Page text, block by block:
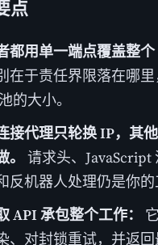
点
都用单一端点覆盖整个
在于责任界限落在哪
的大小。
接代理只轮换 IP，其
。 请求头、JavaScript
反机器人处理仍是你的
API 承包整个工作：
、对封锁重试，并返